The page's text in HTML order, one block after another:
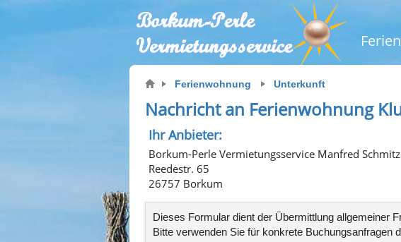
Ferienwohnung Unterkunft
Nachricht an Ferienwohnung
Ihr Anbieter:
Borkum-Perle Vermietungsservice Manfred Schmitz
Reedestr. 65
26757 Borkum
Dieses Formular dient der Übermittlung allgemeiner
Bitte verwenden Sie für konkrete Buchungsanfragen